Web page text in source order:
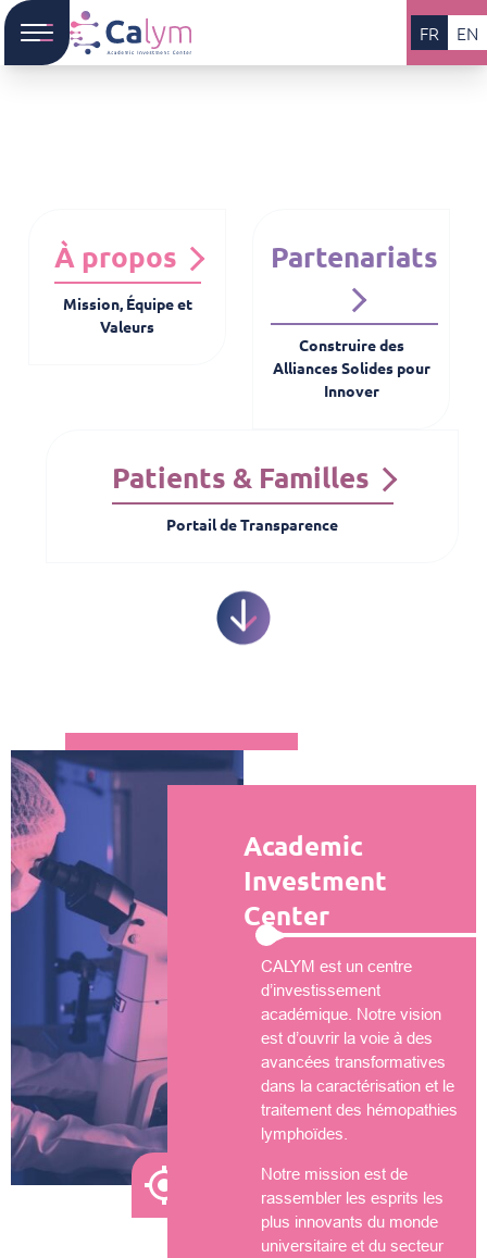
FR EN
À propos
Mission, Équipe et
Valeurs
Partenariats
Construire des
Alliances Solides pour
Innover
Patients & Familles
Portail de Transparence
Academic
Investment
Center
CALYM est un centre
d’investissement
académique. Notre vision
est d’ouvrir la voie à des
avancées transformatives
dans la caractérisation et le
traitement des hémopathies
lymphoïdes.
Notre mission est de
rassembler les esprits les
plus innovants du monde
universitaire et du secteur